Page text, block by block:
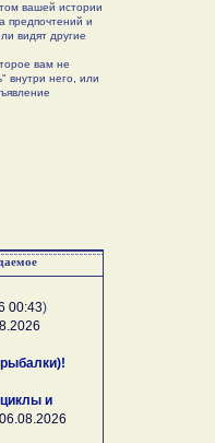
вашей истории
предпочтений и
видят другие
вам не
внутри него, или
00:43)
и